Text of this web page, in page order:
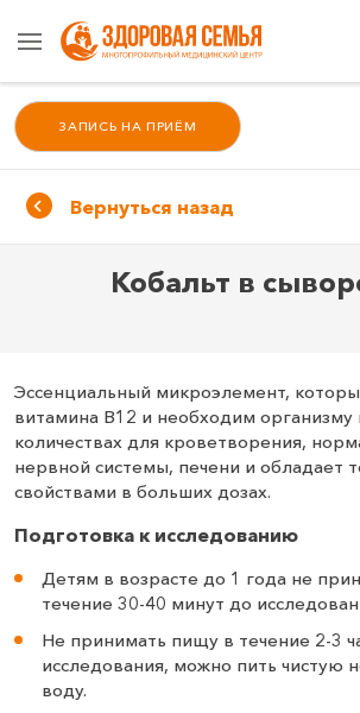
ЗАПИСЬ НА ПРИЁМ
Вернуться назад
Кобальт в
Эссенциальный микроэлемент,
витамина В12 и необходим
количествах для кроветворения,
нервной системы, печени и обладает
свойствами в больших дозах.
Подготовка к исследованию
Детям в возрасте до 1 года не
течение 30-40 минут до
Не принимать пищу в течение 2-3
исследования, можно пить чистую
воду.